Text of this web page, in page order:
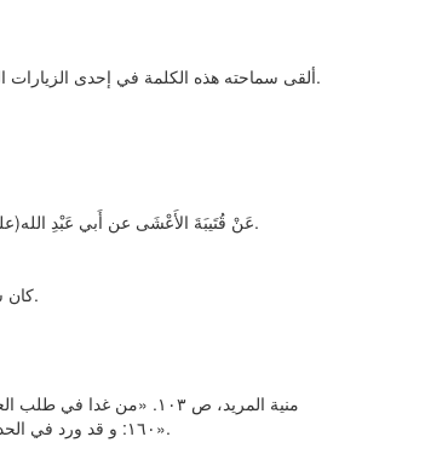
ألقى سماحته هذه الكلمة في إحدى الزيارات التي قام بها الخبراء من أطباء وزارة الصحة، و الّذين كان على رأسهم نجل أحد كبار العلماء لسماحته.
عَنْ قُتَيبَةَ الأَعْشَى عن أَبي عَبْدِ الله(عليه السلام) قالَ: «إِنَّ فْضَلَ الوَقْتِ الأَوَّلِ عَلَى الآخِرِ كَفَضلِ الآخِرَةِ عَلَى الدُّنْيَا» الكافي، ج ٣، ص ٢٧٤.
كان سماحته هنا يخاطب الخبراء من أطباء وزارة الصحة الّذين أتوا لزيارته طلباً لإرشادات سماحته بحقهم.
١٦٠: و قد ورد في الحديث عن النبي صلى الله عليه و آله: «إنّ الله تعالى قد تكفّل لطالب العلم برزقه خاصّة عمّا ضمنه لغيره».